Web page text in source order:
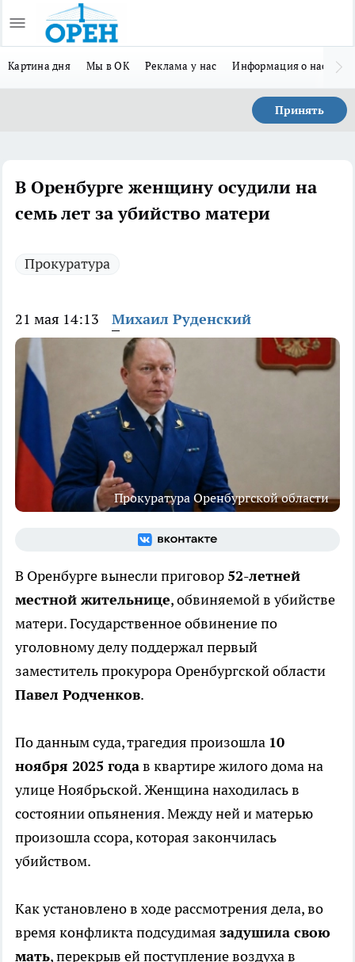
Картина дня Мы в ОК Реклама у нас Информация о нас
Принять
В Оренбурге женщину осудили на
семь лет за убийство матери
Прокуратура
21 мая 14:13 Михаил Руденский
Прокуратура Оренбургской области
В Оренбурге вынесли приговор 52-летней
местной жительнице, обвиняемой в убийстве
матери. Государственное обвинение по
уголовному делу поддержал первый
заместитель прокурора Оренбургской области
Павел Родченков.
По данным суда, трагедия произошла 10
ноября 2025 годав квартире жилого дома на
улице Ноябрьской. Женщина находилась в
состоянии опьянения. Между ней и матерью
произошла ссора, которая закончилась
убийством.
Как установлено в ходе рассмотрения дела, во
время конфликта подсудимая задушила свою
мать, перекрыв ей поступление воздуха в